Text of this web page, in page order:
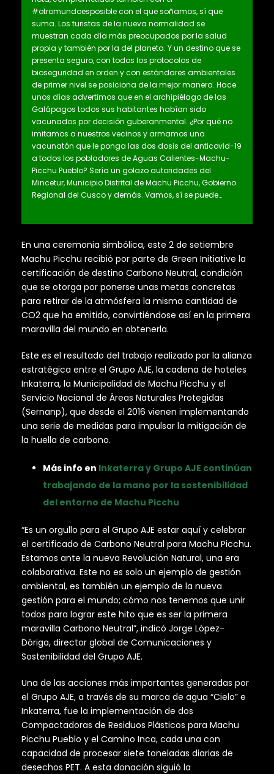
#otromundoesposible con el que soñamos, sí que
suma. Los turistas de la nueva normalidad se
muestran cada día más preocupados por la salud
propia y también por la del planeta. Y un destino que se
presenta seguro, con todos los protocolos de
bioseguridad en orden y con estándares ambientales
de primer nivel se posiciona de la mejor manera. Hace
unos días advertimos que en el archipiélago de las
Galápagos todos sus habitantes habían sido
vacunados por decisión guberanmental. ¿Por qué no
imitamos a nuestros vecinos y armamos una
vacunatón que le ponga las dos dosis del anticovid-19
a todos los pobladores de Aguas Calientes-Machu-
Picchu Pueblo? Sería un golazo autoridades del
Mincetur, Municipio Distrital de Machu Picchu, Gobierno
Regional del Cusco y demás. Vamos, sí se puede…
En una ceremonia simbólica, este 2 de setiembre
Machu Picchu recibió por parte de Green Initiative la
certificación de destino Carbono Neutral, condición
que se otorga por ponerse unas metas concretas
para retirar de la atmósfera la misma cantidad de
CO2 que ha emitido, convirtiéndose así en la primera
maravilla del mundo en obtenerla.
Este es el resultado del trabajo realizado por la alianza
estratégica entre el Grupo AJE, la cadena de hoteles
Inkaterra, la Municipalidad de Machu Picchu y el
Servicio Nacional de Áreas Naturales Protegidas
(Sernanp), que desde el 2016 vienen implementando
una serie de medidas para impulsar la mitigación de
la huella de carbono.
Más info en Inkaterra y Grupo AJE continúan
trabajando de la mano por la sostenibilidad
del entorno de Machu Picchu
“Es un orgullo para el Grupo AJE estar aquí y celebrar
el certificado de Carbono Neutral para Machu Picchu.
Estamos ante la nueva Revolución Natural, una era
colaborativa. Este no es solo un ejemplo de gestión
ambiental, es también un ejemplo de la nueva
gestión para el mundo; cómo nos tenemos que unir
todos para lograr este hito que es ser la primera
maravilla Carbono Neutral”, indicó Jorge López-
Dóriga, director global de Comunicaciones y
Sostenibilidad del Grupo AJE.
Una de las acciones más importantes generadas por
el Grupo AJE, a través de su marca de agua “Cielo” e
Inkaterra, fue la implementación de dos
Compactadoras de Residuos Plásticos para Machu
Picchu Pueblo y el Camino Inca, cada una con
capacidad de procesar siete toneladas diarias de
desechos PET. A esta donación siguió la